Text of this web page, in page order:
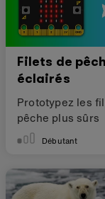
Filets de
éclairés
Prototypez les
pêche plus sûrs
Débutant